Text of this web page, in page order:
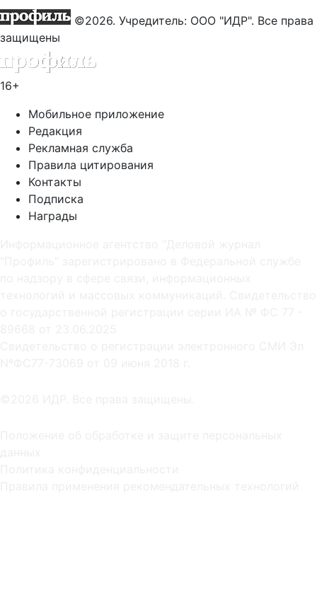
©2026. Учредитель: ООО "ИДР". Все права
защищены
16+
Мобильное приложение
Редакция
Рекламная служба
Правила цитирования
Контакты
Подписка
Награды